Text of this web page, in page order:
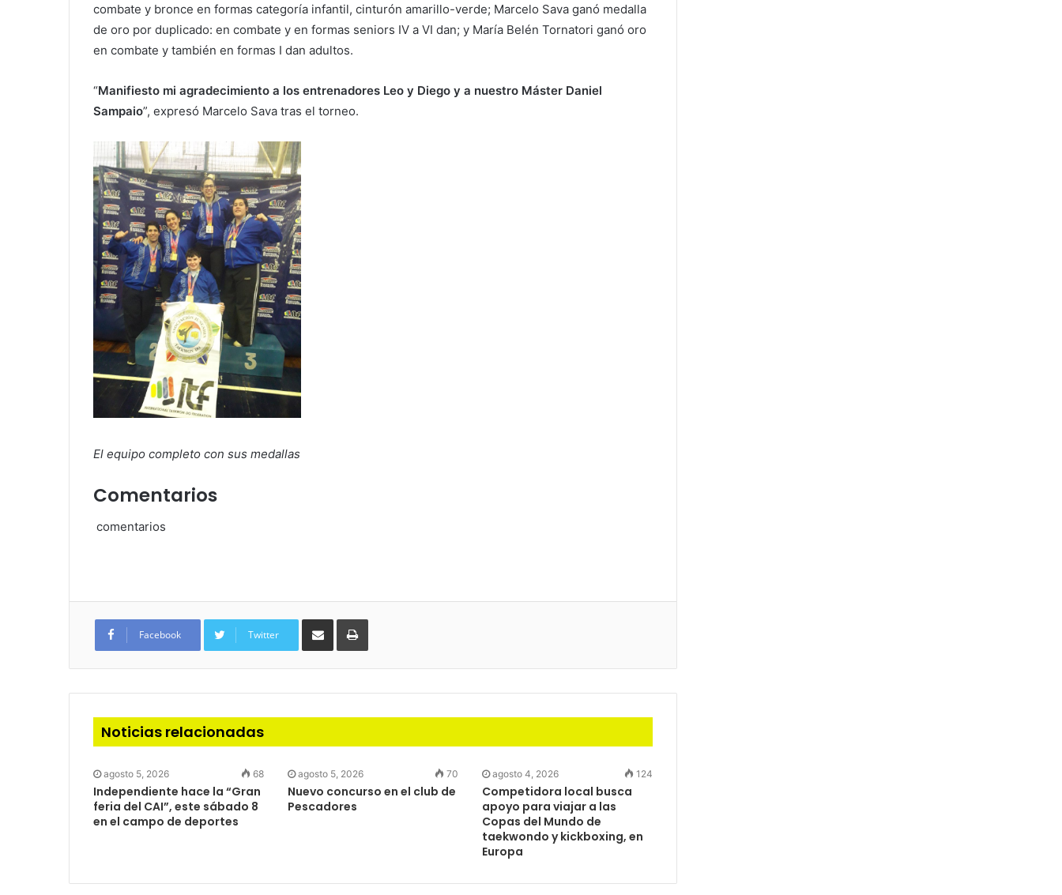
combate y bronce en formas categoría infantil, cinturón amarillo-verde; Marcelo Sava ganó medalla
de oro por duplicado: en combate y en formas seniors IV a VI dan; y María Belén Tornatori ganó oro
en combate y también en formas I dan adultos.
“Manifiesto mi agradecimiento a los entrenadores Leo y Diego y a nuestro Máster Daniel
Sampaio”, expresó Marcelo Sava tras el torneo.
El equipo completo con sus medallas
Comentarios
comentarios
Facebook Twitter
CompartirImprimir
Noticias relacionadas
agosto 5, 2026 68
Independiente hace la “Gran
feria del CAI”, este sábado 8
en el campo de deportes
agosto 5, 2026 70
Nuevo concurso en el club de
Pescadores
agosto 4, 2026 124
Competidora local busca
apoyo para viajar a las
Copas del Mundo de
taekwondo y kickboxing, en
Europa